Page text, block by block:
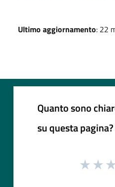
Ultimo aggiornamento: 22
Quanto sono
su questa pagina?